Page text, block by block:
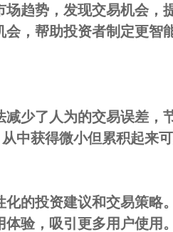
趋势，发现交易机会，
，帮助投资者制定更智
少了人为的交易误差，
中获得微小但累积起来可
的投资建议和交易策略。
验，吸引更多用户使用。